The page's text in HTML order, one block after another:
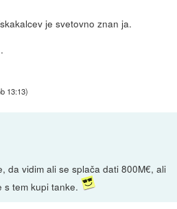
je svetovno znan ja.
13:13)
da vidim ali se splača dati 800M€, ali
s tem kupi tanke.